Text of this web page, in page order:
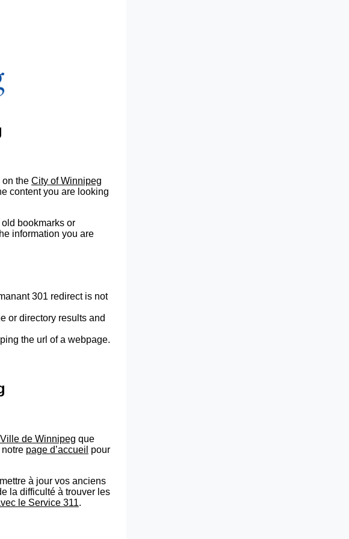
on the City of Winnipeg
content you are looking
bookmarks or
information you are
301 redirect is not
or directory results and
the url of a webpage.
de Winnipeg que
page d’accueil pour
à jour vos anciens
la difficulté à trouver les
le Service 311.